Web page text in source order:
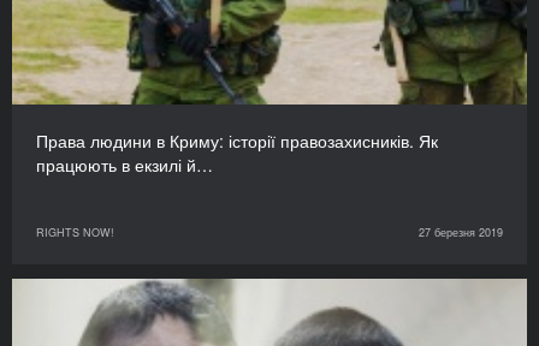
Права людини в Криму: історії правозахисників. Як
працюють в екзилі й…
RIGHTS NOW! 27 березня 2019